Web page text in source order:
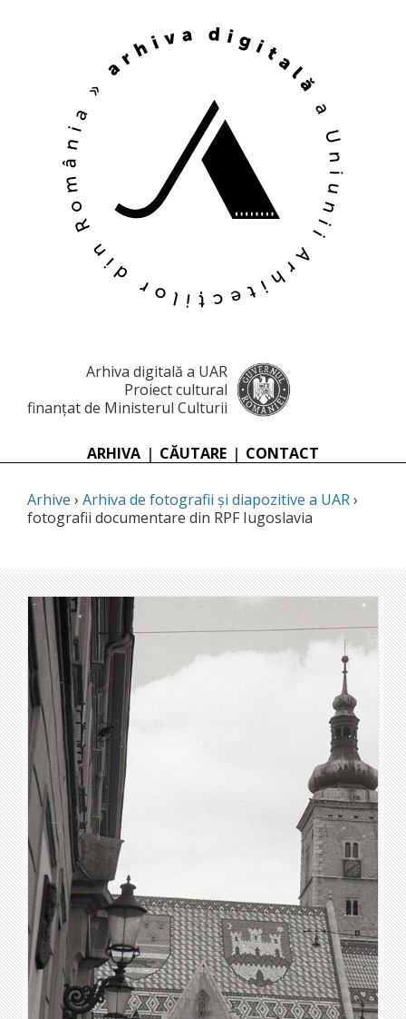
Arhiva digitală a UAR
Proiect cultural
finanțat de Ministerul Culturii
ARHIVA | CĂUTARE | CONTACT
Arhive › Arhiva de fotografii și diapozitive a UAR›
fotografii documentare din RPF Iugoslavia